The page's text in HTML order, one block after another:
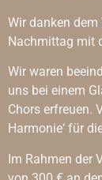
Wir danken
Nachmittag mit
Wir waren
uns bei einem
Chors erfreuen.
Harmonie‘ für
Im Rahmen der